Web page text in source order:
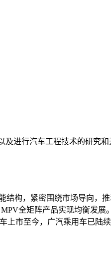
进行汽车工程技术的研究和
结构，紧密围绕市场导向，
全矩阵产品实现均衡发展
上市至今，广汽乘用车已陆